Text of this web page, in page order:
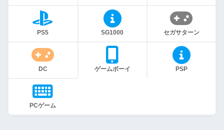
PS5 SG1000 セガサターン
DC ゲームボーイ PSP
PCゲーム